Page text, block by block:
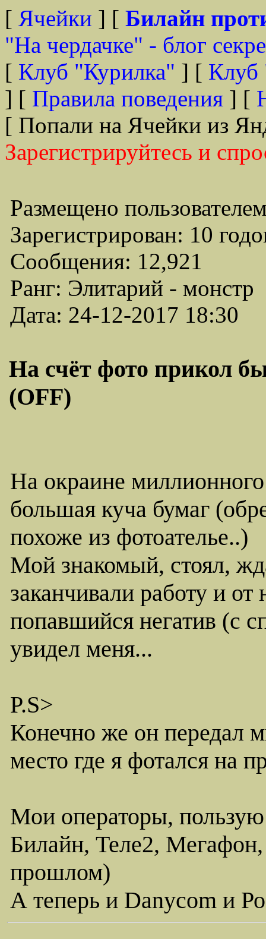
[ Ячейки ] [ Билайн
"На чердачке" - блог
[ Клуб "Курилка" ] [ Клуб
] [ Правила поведения ] [
[ Попали на Ячейки из
Зарегистрируйтесь и
Размещено
Зарегистрирован: 10
Сообщения: 12,921
Ранг: Элитарий - монстр
Дата: 24-12-2017 18:30
На счёт фото прикол
(OFF)
На окраине
большая куча бумаг
похоже из фотоателье..)
Мой знакомый, стоял,
заканчивали работу и
попавшийся негатив (с
увидел меня...
P.S>
Конечно же он передал
место где я фотался на
Мои операторы,
Билайн, Теле2,
прошлом)
А теперь и Danycom и